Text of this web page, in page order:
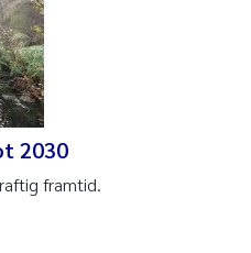
2030
framtid.